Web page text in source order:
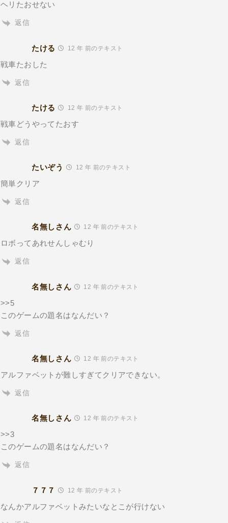
ヘリたおせない
返信
たける 12 年 前のテキスト
戦車たおした
返信
たける 12 年 前のテキスト
戦車どうやってたおす
返信
たいぞう 12 年 前のテキスト
簡単クリア
返信
名無しさん 12 年 前のテキスト
ロボってあれせんしゃむり
返信
名無しさん 12 年 前のテキスト
>>5
このゲームの題名はなんだい？
返信
名無しさん 12 年 前のテキスト
アルファベットが難しすぎてクリアできない。
返信
名無しさん 12 年 前のテキスト
>>3
このゲームの題名はなんだい？
返信
７７７ 12 年 前のテキスト
なんかアルファベットみたいなとこが行けない